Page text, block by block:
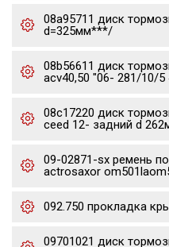
08a95711 диск
d=325мм***/
08b56611 диск
acv40,50 "06- 281/10/5
08c17220 диск
ceed 12- задний d
09-02871-sx ремень
actrosaxor
092.750 прокладка
09701021 диск